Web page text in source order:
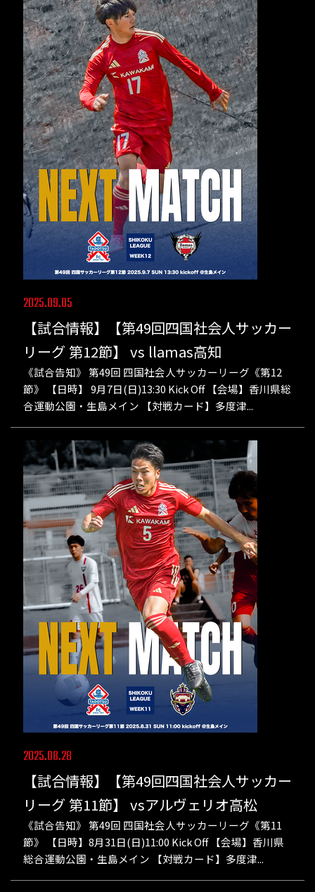
2025.09.05
【試合情報】【第49回四国社会人サッカー
リーグ 第12節】 vs llamas高知
《試合告知》 第49回 四国社会人サッカーリーグ《第12
節》 【日時】 9月7日(日)13:30 Kick Off 【会場】香川県総
合運動公園・生島メイン 【対戦カード】多度津...
2025.08.28
【試合情報】【第49回四国社会人サッカー
リーグ 第11節】 vsアルヴェリオ高松
《試合告知》 第49回 四国社会人サッカーリーグ《第11
節》 【日時】8月31日(日)11:00 Kick Off 【会場】香川県
総合運動公園・生島メイン 【対戦カード】多度津...